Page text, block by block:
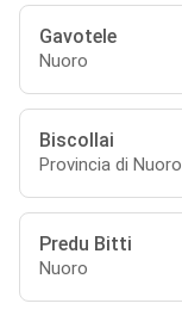
Gavotele
Nuoro
Biscollai
Provincia di Nuoro
Predu Bitti
Nuoro